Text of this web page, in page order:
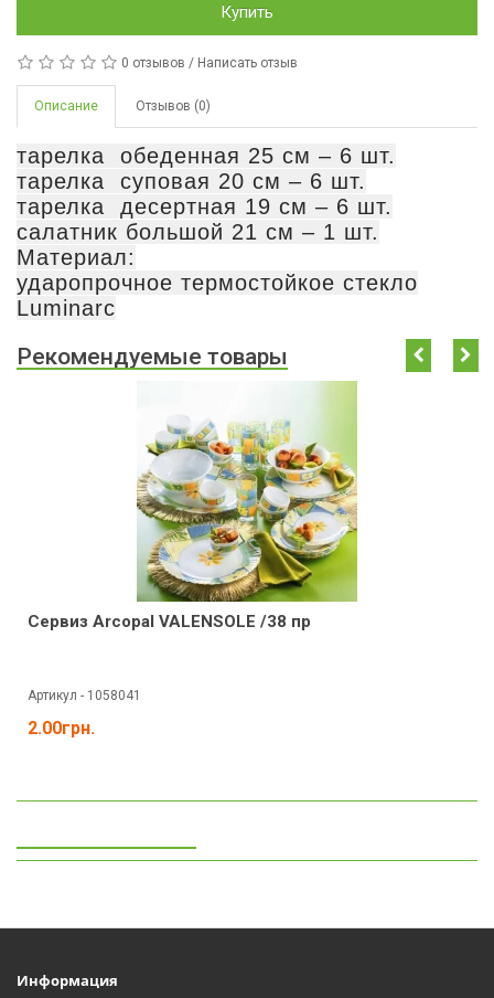
Купить
0 отзывов / Написать отзыв
Описание Отзывов (0)
тарелка обеденная 25 см – 6 шт.
тарелка суповая 20 см – 6 шт.
тарелка десертная 19 см – 6 шт.
салатник большой 21 см – 1 шт.
Материал:
ударопрочное термостойкое стекло
Luminarc
Рекомендуемые товары
Сервиз Arcopal VALENSOLE /38 пр
Артикул - 1058041
2.00грн.
Информация